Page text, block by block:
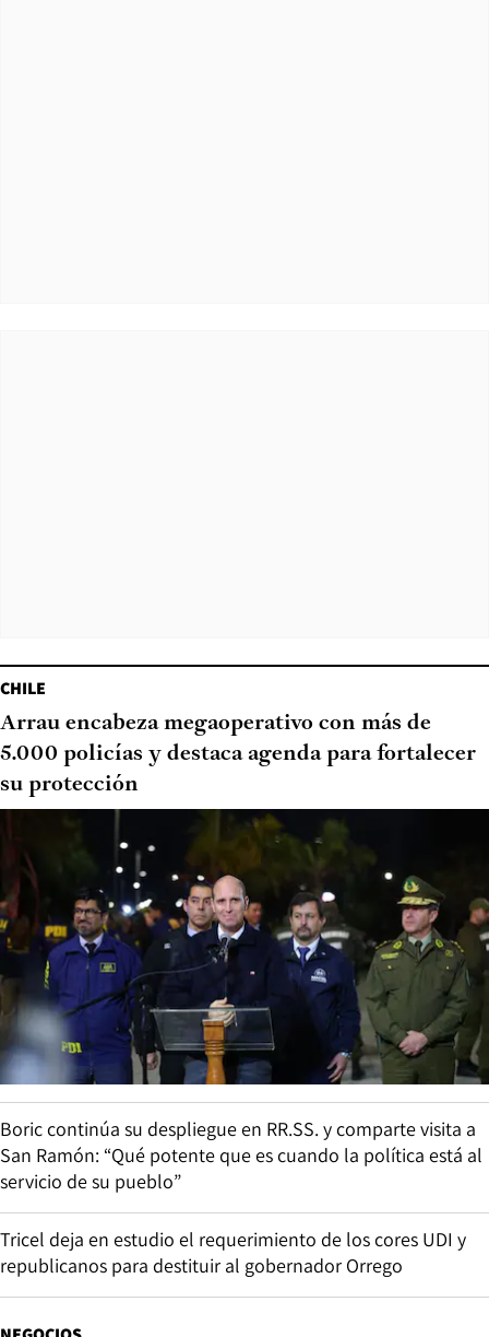
CHILE
Arrau encabeza megaoperativo con más de
5.000 policías y destaca agenda para fortalecer
su protección
Boric continúa su despliegue en RR.SS. y comparte visita a
San Ramón: “Qué potente que es cuando la política está al
servicio de su pueblo”
Tricel deja en estudio el requerimiento de los cores UDI y
republicanos para destituir al gobernador Orrego